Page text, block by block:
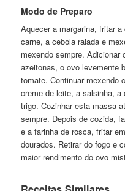
Modo de Preparo
Aquecer a margarina, fritar
carne, a cebola ralada e
mexendo sempre.
azeitonas, o ovo levemente
tomate. Continuar mexendo
creme de leite, a salsinha,
trigo. Cozinhar esta massa
sempre. Depois de cozida,
e a farinha de rosca, fritar
dourados. Retirar do fogo e
maior rendimento do ovo